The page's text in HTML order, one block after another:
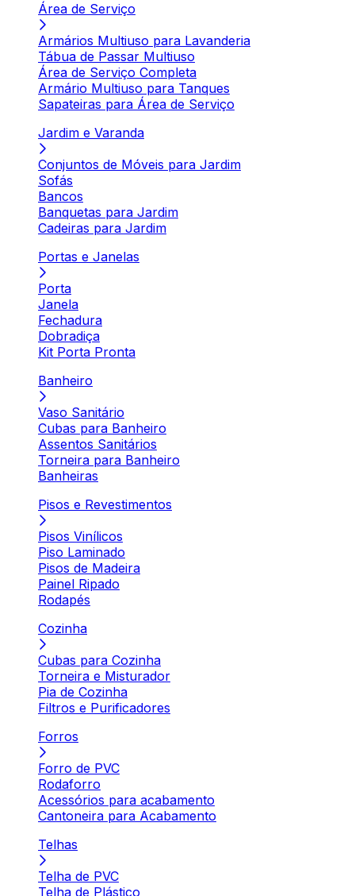
Área de Serviço
Armários Multiuso para Lavanderia
Tábua de Passar Multiuso
Área de Serviço Completa
Armário Multiuso para Tanques
Sapateiras para Área de Serviço
Jardim e Varanda
Conjuntos de Móveis para Jardim
Sofás
Bancos
Banquetas para Jardim
Cadeiras para Jardim
Portas e Janelas
Porta
Janela
Fechadura
Dobradiça
Kit Porta Pronta
Banheiro
Vaso Sanitário
Cubas para Banheiro
Assentos Sanitários
Torneira para Banheiro
Banheiras
Pisos e Revestimentos
Pisos Vinílicos
Piso Laminado
Pisos de Madeira
Painel Ripado
Rodapés
Cozinha
Cubas para Cozinha
Torneira e Misturador
Pia de Cozinha
Filtros e Purificadores
Forros
Forro de PVC
Rodaforro
Acessórios para acabamento
Cantoneira para Acabamento
Telhas
Telha de PVC
Telha de Plástico